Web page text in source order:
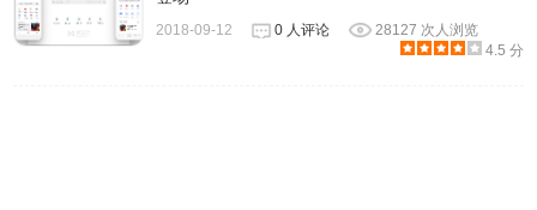
2018-09-12 0 人评论
28127 次人浏览
4.5 分